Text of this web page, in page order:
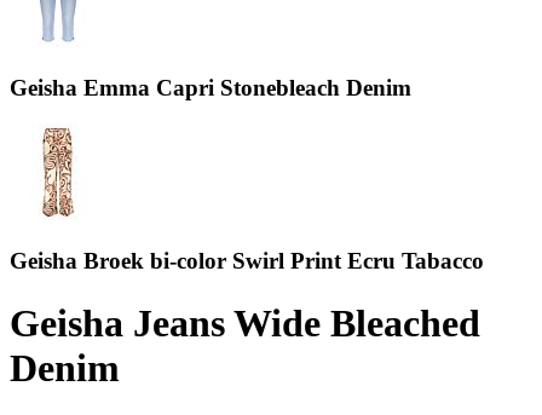
Geisha Emma Capri Stonebleach Denim
Geisha Broek bi-color Swirl Print Ecru Tabacco
Geisha Jeans Wide Bleached
Denim